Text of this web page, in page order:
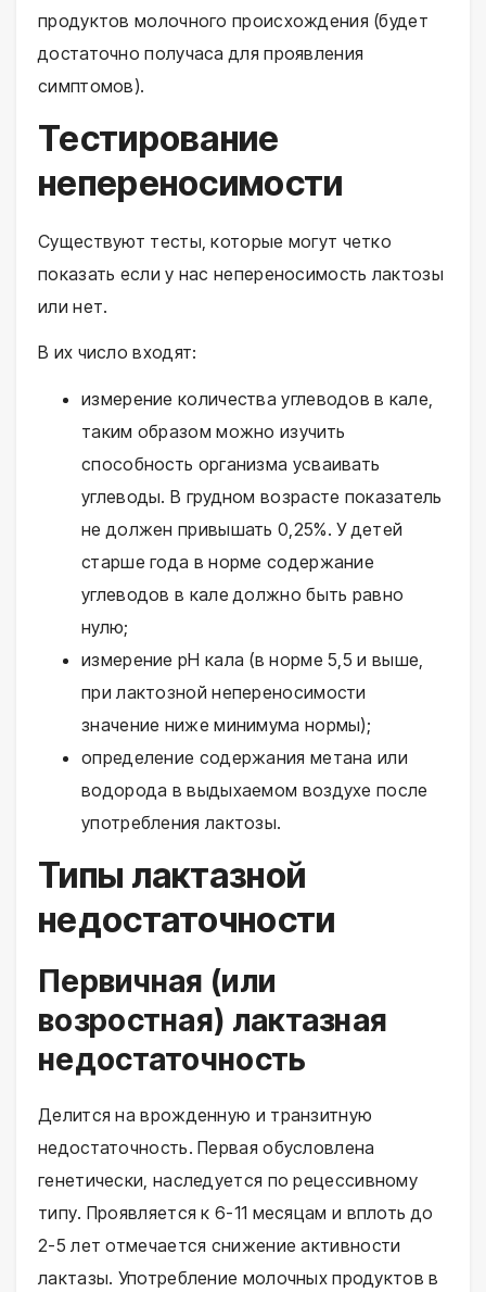
продуктов молочного происхождения (будет
достаточно получаса для проявления
симптомов).
Тестирование
непереносимости
Существуют тесты, которые могут четко
показать если у нас непереносимость лактозы
или нет.
В их число входят:
измерение количества углеводов в кале,
таким образом можно изучить
способность организма усваивать
углеводы. В грудном возрасте показатель
не должен привышать 0,25%. У детей
старше года в норме содержание
углеводов в кале должно быть равно
нулю;
измерение pH кала (в норме 5,5 и выше,
при лактозной непереносимости
значение ниже минимума нормы);
определение содержания метана или
водорода в выдыхаемом воздухе после
употребления лактозы.
Типы лактазной
недостаточности
Первичная (или
возростная) лактазная
недостаточность
Делится на врожденную и транзитную
недостаточность. Первая обусловлена
генетически, наследуется по рецессивному
типу. Проявляется к 6-11 месяцам и вплоть до
2-5 лет отмечается снижение активности
лактазы. Употребление молочных продуктов в